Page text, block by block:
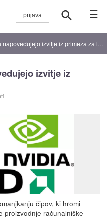
☰
izvitje iz primeža za leto 2023
izvitje iz
čipov, ki hromi
proizvodnje računalniške